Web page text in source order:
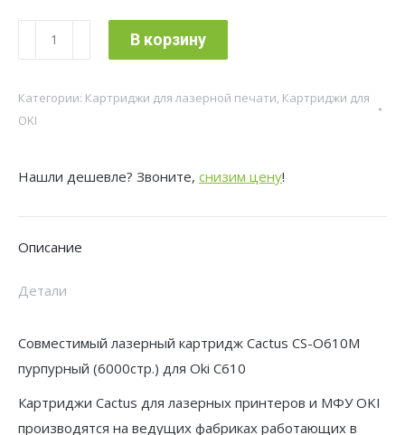
Количество
товара
лазерный
O610M
для
C610
В корзину
Категории: Картриджи для лазерной печати, Картриджи для
OKI
Нашли дешевле? Звоните, снизим цену!
Описание
Детали
Совместимый лазерный картридж Cactus CS-O610M
пурпурный (6000стр.) для Oki C610
Картриджи Cactus для лазерных принтеров и МФУ OKI
производятся на ведущих фабриках работающих в